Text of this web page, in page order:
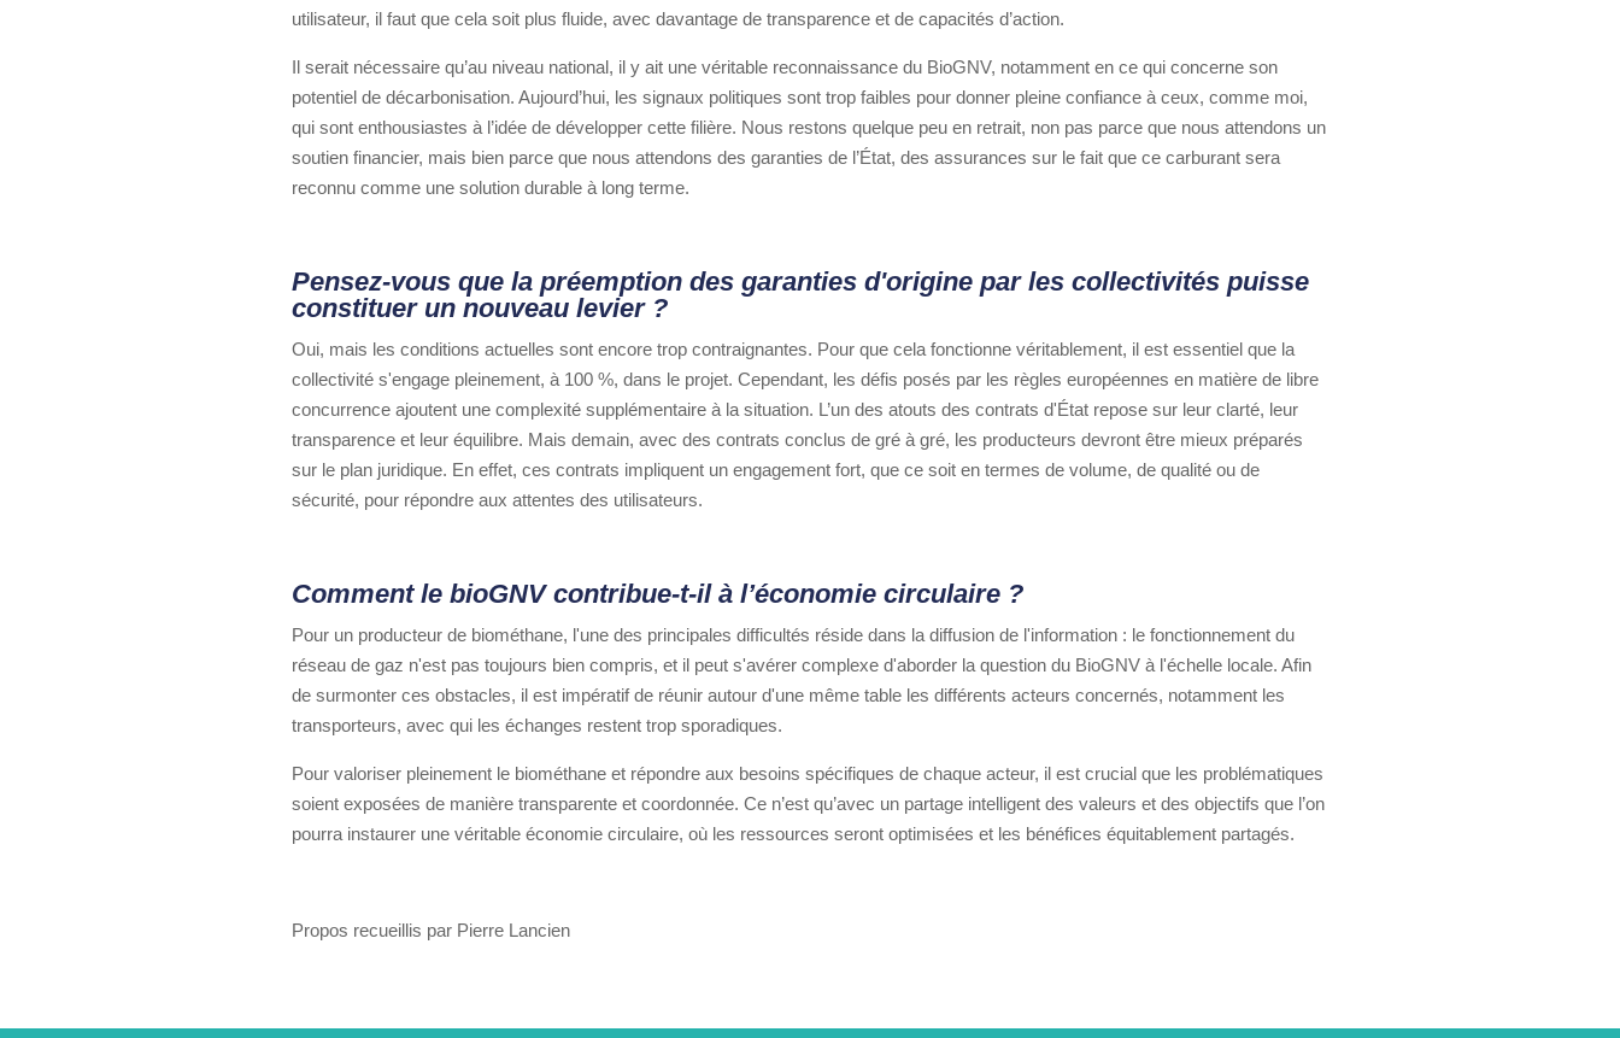
utilisateur, il faut que cela soit plus fluide, avec davantage de transparence et de capacités d’action.
Il serait nécessaire qu’au niveau national, il y ait une véritable reconnaissance du BioGNV, notamment en ce qui concerne son
potentiel de décarbonisation. Aujourd’hui, les signaux politiques sont trop faibles pour donner pleine confiance à ceux, comme moi,
qui sont enthousiastes à l’idée de développer cette filière. Nous restons quelque peu en retrait, non pas parce que nous attendons un
soutien financier, mais bien parce que nous attendons des garanties de l’État, des assurances sur le fait que ce carburant sera
reconnu comme une solution durable à long terme.
Pensez-vous que la préemption des garanties d'origine par les collectivités puisse
constituer un nouveau levier ?
Oui, mais les conditions actuelles sont encore trop contraignantes. Pour que cela fonctionne véritablement, il est essentiel que la
collectivité s'engage pleinement, à 100 %, dans le projet. Cependant, les défis posés par les règles européennes en matière de libre
concurrence ajoutent une complexité supplémentaire à la situation. L’un des atouts des contrats d'État repose sur leur clarté, leur
transparence et leur équilibre. Mais demain, avec des contrats conclus de gré à gré, les producteurs devront être mieux préparés
sur le plan juridique. En effet, ces contrats impliquent un engagement fort, que ce soit en termes de volume, de qualité ou de
sécurité, pour répondre aux attentes des utilisateurs.
Comment le bioGNV contribue-t-il à l’économie circulaire ?
Pour un producteur de biométhane, l'une des principales difficultés réside dans la diffusion de l'information : le fonctionnement du
réseau de gaz n'est pas toujours bien compris, et il peut s'avérer complexe d'aborder la question du BioGNV à l'échelle locale. Afin
de surmonter ces obstacles, il est impératif de réunir autour d'une même table les différents acteurs concernés, notamment les
transporteurs, avec qui les échanges restent trop sporadiques.
Pour valoriser pleinement le biométhane et répondre aux besoins spécifiques de chaque acteur, il est crucial que les problématiques
soient exposées de manière transparente et coordonnée. Ce n’est qu’avec un partage intelligent des valeurs et des objectifs que l’on
pourra instaurer une véritable économie circulaire, où les ressources seront optimisées et les bénéfices équitablement partagés.
Propos recueillis par Pierre Lancien